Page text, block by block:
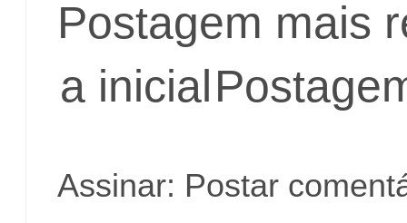
Postagem mais
a inicial
Assinar: Postar